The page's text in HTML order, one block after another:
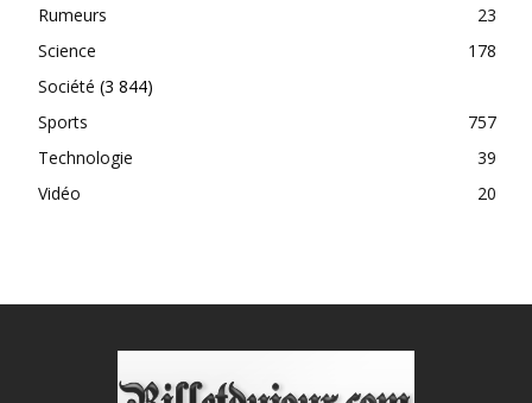
Rumeurs
23
Science
178
Société (3 844)
Sports
757
Technologie
39
Vidéo
20